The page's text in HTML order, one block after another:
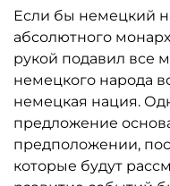
федерации:
экономические?
противостоять
столица существует
счет других
судьбу Германии
Если бы немецкий
абсолютного
рукой подавил все
немецкого народа
немецкая нация.
предложение
предположении,
которые будут